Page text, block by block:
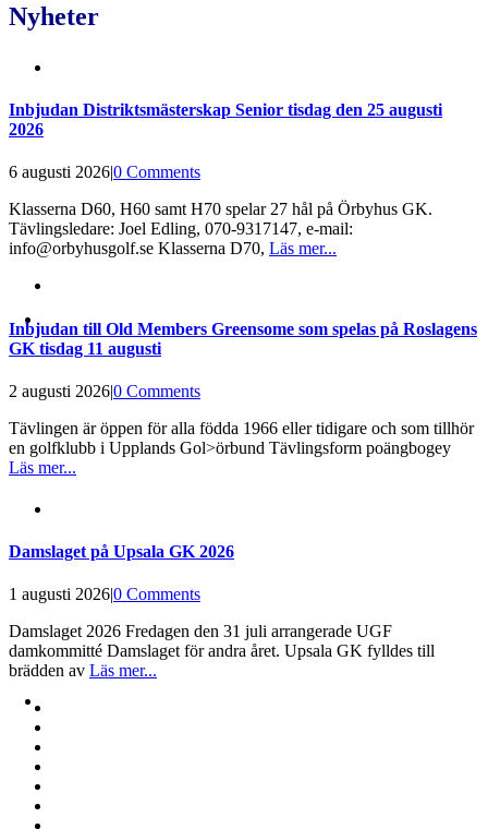
Nyheter
Inbjudan Distriktsmästerskap Senior tisdag den 25 augusti
2026
6 augusti 2026|0 Comments
Klasserna D60, H60 samt H70 spelar 27 hål på Örbyhus GK.
Tävlingsledare: Joel Edling, 070-9317147, e-mail:
info@orbyhusgolf.se Klasserna D70, Läs mer...
Inbjudan till Old Members Greensome som spelas på Roslagens
GK tisdag 11 augusti
2 augusti 2026|0 Comments
Tävlingen är öppen för alla födda 1966 eller tidigare och som tillhör
en golfklubb i Upplands Gol>örbund Tävlingsform poängbogey
Läs mer...
Damslaget på Upsala GK 2026
1 augusti 2026|0 Comments
Damslaget 2026 Fredagen den 31 juli arrangerade UGF
damkommitté Damslaget för andra året. Upsala GK fylldes till
brädden av Läs mer...